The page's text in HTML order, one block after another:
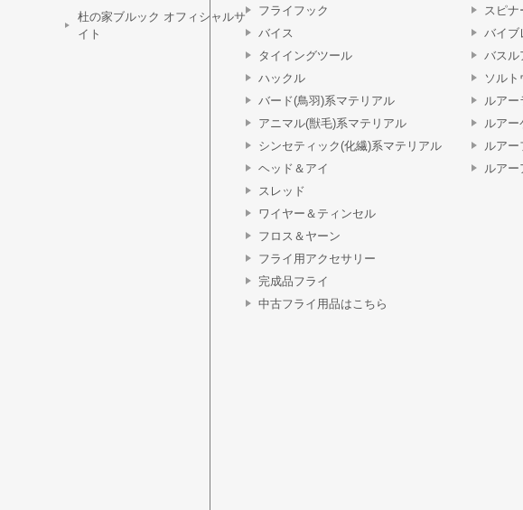
杜の家ブルック オフィシャルサ
イト
フライフック
バイス
タイイングツール
ハックル
バード(鳥羽)系マテリアル
アニマル(獣毛)系マテリアル
シンセティック(化繊)系マテリアル
ヘッド＆アイ
スレッド
ワイヤー＆ティンセル
フロス＆ヤーン
フライ用アクセサリー
完成品フライ
中古フライ用品はこちら
スピナ
バイブ
バスル
ソル
ルアー
ルアー
ルアー
ルアー